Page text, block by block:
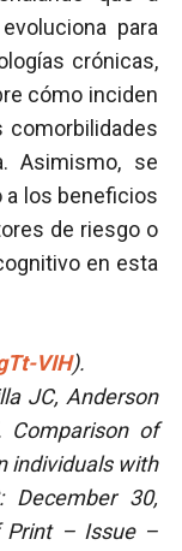
evoluciona para
crónicas,
cómo inciden
comorbilidades
Asimismo, se
a los beneficios
de riesgo o
en esta
VIH).
JC, Anderson
of
individuals with
December 30,
Print – Issue –